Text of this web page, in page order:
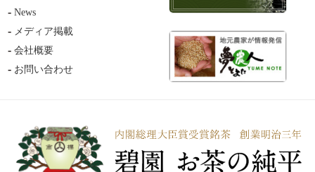
News
メディア掲載
会社概要
お問い合わせ